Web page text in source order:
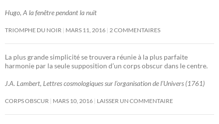
Hugo, A la fenêtre pendant la nuit
TRIOMPHE DU NOIR MARS 11, 2016 2 COMMENTAIRES
La plus grande simplicité se trouvera réunie à la plus parfaite
harmonie par la seule supposition d’un corps obscur dans le centre.
J.A. Lambert, Lettres cosmologiques sur l’organisation de l’Univers (1761)
CORPS OBSCUR MARS 10, 2016 LAISSER UN COMMENTAIRE